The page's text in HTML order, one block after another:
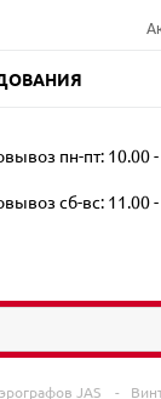
пн-пт: 10.00 -
сб-вс: 11.00 -
JAS -